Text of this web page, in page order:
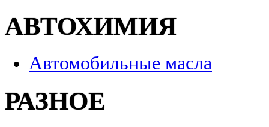
АВТОХИМИЯ
Автомобильные масла
РАЗНОЕ